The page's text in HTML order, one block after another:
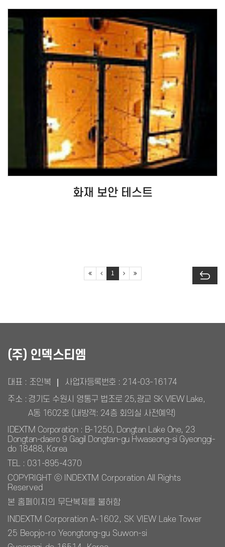
화재 보안 테스트
1
(주) 인덱스티엠
대표 : 조인복 사업자등록번호 : 214-03-16174
주소 : 경기도 수원시 영통구 법조로 25,광교 SK VIEW Lake,
A동 1602호 (내방객: 24층 회의실 사전예약)
IDEXTM Corporation : B-1250, Dongtan Lake One, 23
Dongtan-daero 9 Gagil Dongtan-gu Hwaseong-si Gyeonggi-
do 18488, Korea
TEL : 031-895-4370
COPYRIGHT ⓒ INDEXTM Corporation All Rights
Reserved
본 홈페이지의 무단복제를 불허함
INDEXTM Corporation A-1602, SK VIEW Lake Tower
25 Beopjo-ro Yeongtong-gu Suwon-si